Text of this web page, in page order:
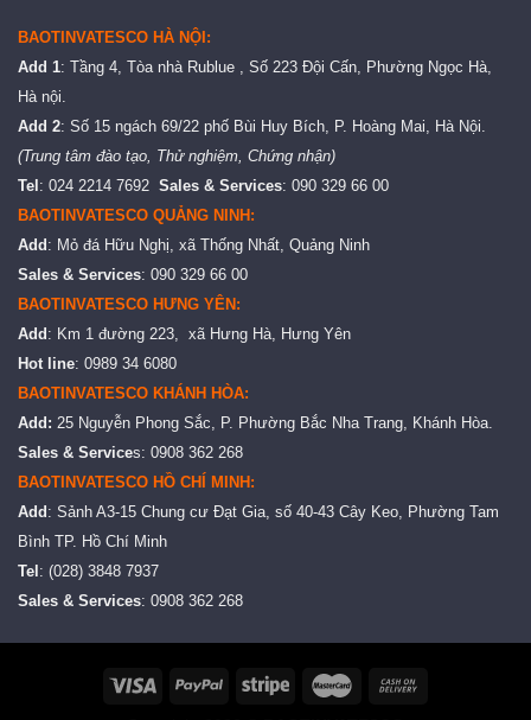
BAOTINVATESCO HÀ NỘI:
Add 1: Tầng 4, Tòa nhà Rublue , Số 223 Đội Cấn, Phường Ngọc Hà,
Hà nội.
Add 2: Số 15 ngách 69/22 phố Bùi Huy Bích, P. Hoàng Mai, Hà Nội.
(Trung tâm đào tạo, Thử nghiệm, Chứng nhận)
Tel : 024 2214 7692 Sales & Services: 090 329 66 00
BAOTINVATESCO QUẢNG NINH:
Add : Mỏ đá Hữu Nghị, xã Thống Nhất, Quảng Ninh
Sales & Services: 090 329 66 00
BAOTINVATESCO HƯNG YÊN:
Add : Km 1 đường 223, xã Hưng Hà, Hưng Yên
Hot line: 0989 34 6080
BAOTINVATESCO KHÁNH HÒA:
Add: 25 Nguyễn Phong Sắc, P. Phường Bắc Nha Trang, Khánh Hòa.
Sales & Services: 0908 362 268
BAOTINVATESCO HỒ CHÍ MINH:
Add : Sảnh A3-15 Chung cư Đạt Gia, số 40-43 Cây Keo, Phường Tam
Bình TP. Hồ Chí Minh
Tel : (028) 3848 7937
Sales & Services: 0908 362 268